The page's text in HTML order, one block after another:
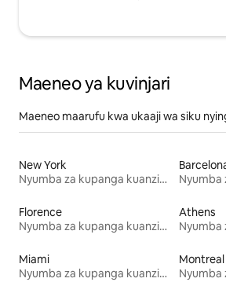
Maeneo ya kuvinjari
Maeneo maarufu kwa ukaaji wa siku
New York
Nyumba za kupanga kuanzia mwezi mmoja
Florence
Nyumba za kupanga kuanzia mwezi mmoja
Athens
Miami
Nyumba za kupanga kuanzia mwezi mmoja
Montreal